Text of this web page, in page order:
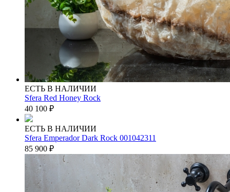
ЕСТЬ В НАЛИЧИИ
Sfera Red Honey Rock
40 100 ₽
ЕСТЬ В НАЛИЧИИ
Sfera Emperador Dark Rock 001042311
85 900 ₽